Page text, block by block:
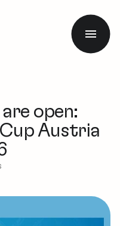
open:
Austria